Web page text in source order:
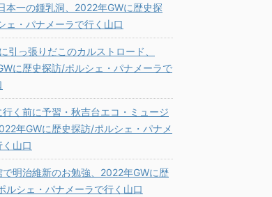
本一の鍾乳洞、2022年GWに歴史探
ェ・パナメーラで行く山口
引っ張りだこのカルストロード、
に歴史探訪/ポルシェ・パナメーラで
行く前に予習・秋吉台エコ・ミュージ
年GWに歴史探訪/ポルシェ・パナメ
山口
で明治維新のお勉強、2022年GWに歴
ルシェ・パナメーラで行く山口